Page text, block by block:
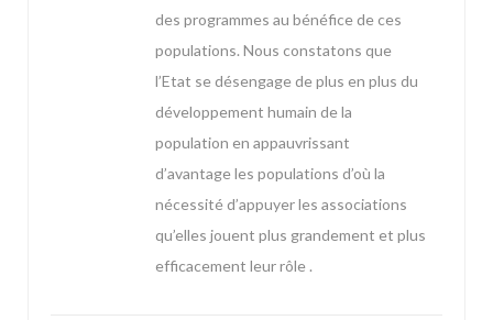
des programmes au bénéfice de ces
populations. Nous constatons que
l’Etat se désengage de plus en plus du
développement humain de la
population en appauvrissant
d’avantage les populations d’où la
nécessité d’appuyer les associations
qu’elles jouent plus grandement et plus
efficacement leur rôle .